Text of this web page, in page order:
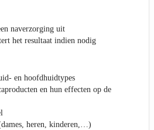
naverzorging uit
het resultaat indien nodig
en hoofdhuidtypes
en hun effecten op de
heren, kinderen,…)